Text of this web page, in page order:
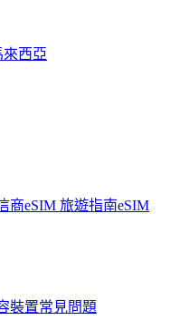
來西亞
商eSIM 旅遊指南eSIM
裝置常見問題